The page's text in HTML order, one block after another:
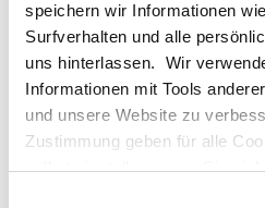
speichern wir Informationen
Surfverhalten und alle
uns hinterlassen. Wir
Informationen mit Tools
und unsere Website zu
Zustimmung geben für alle
selbst einstellen, wenn Sie
1.4301(304)
K320 ungeglüht